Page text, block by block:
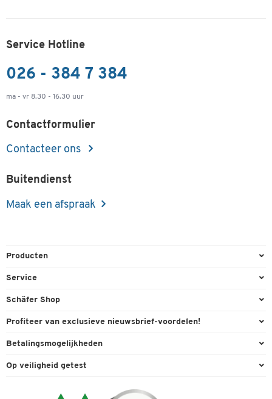
Service Hotline
026 - 384 7 384
ma - vr 8.30 - 16.30 uur
Contactformulier
Contacteer ons
Buitendienst
Maak een afspraak
Producten
Kantoorbenodigdheden
Milieutechniek
Reiniging & hygiëne
Service
Bestelling herroepen
Inkt & Toner
Schäfer Shop
Algemene voorwaarden
Online catalogi
Profiteer van exclusieve nieuwsbrief-voordelen!
Welkomstgeschenk
Expertise
Betalingsmogelijkheden
Paypal
Op veiligheid getest